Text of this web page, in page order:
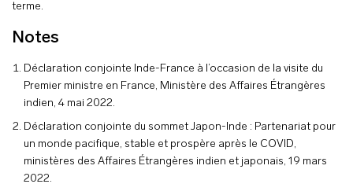
terme.
Notes
Déclaration conjointe Inde-France à l’occasion de la visite du
Premier ministre en France, Ministère des Affaires Étrangères
indien, 4 mai 2022.
Déclaration conjointe du sommet Japon-Inde : Partenariat pour
un monde pacifique, stable et prospère après le COVID,
ministères des Affaires Étrangères indien et japonais, 19 mars
2022.